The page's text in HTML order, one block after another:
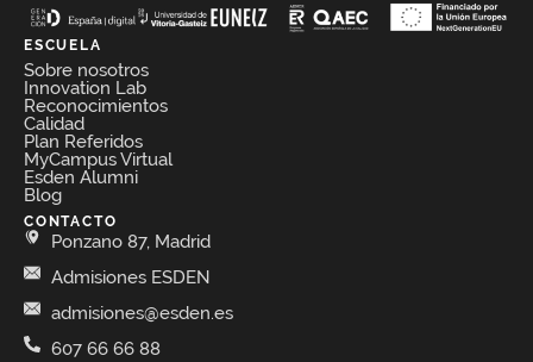
ESCUELA
Sobre nosotros
Innovation Lab
Reconocimientos
Calidad
Plan Referidos
MyCampus Virtual
Esden Alumni
Blog
CONTACTO
Ponzano 87, Madrid
Admisiones ESDEN
admisiones@esden.es
607 66 66 88